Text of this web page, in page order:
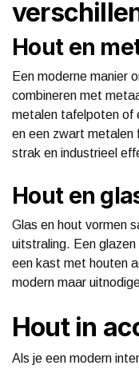
Hout en
Een moderne manier
combineren met
metalen tafelpoten of
en een zwart
strak en industrieel
Hout en
Glas en hout vormen
uitstraling. Een
een kast met houten
modern maar
Hout in
Als je een modern